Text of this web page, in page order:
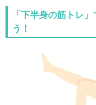
「下半身の筋トレ
う！